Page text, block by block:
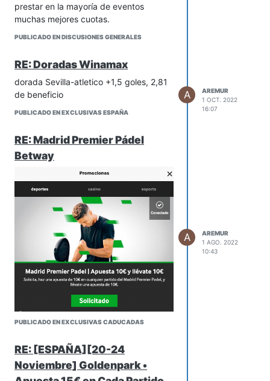
prestar en la mayoría de eventos
muchas mejores cuotas.
PUBLICADO EN DISCUSIONES GENERALES
RE: Doradas Winamax
dorada Sevilla-atletico +1,5 goles, 2,81
de beneficio
PUBLICADO EN EXCLUSIVAS ESPAÑA
A
AREMUR
1 OCT. 2022
16:07
RE: Madrid Premier Pádel
Betway
@david
PUBLICADO EN EXCLUSIVAS CADUCADAS
A
AREMUR
1 AGO. 2022
10:43
RE: [ESPAÑA][20-24
Noviembre] Goldenpark •